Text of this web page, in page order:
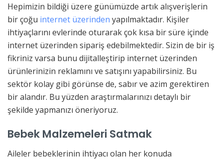
Hepimizin bildiği üzere günümüzde artık alışverişlerin
bir çoğu internet üzerinden yapılmaktadır. Kişiler
ihtiyaçlarını evlerinde oturarak çok kısa bir süre içinde
internet üzerinden sipariş edebilmektedir. Sizin de bir iş
fikriniz varsa bunu dijitalleştirip internet üzerinden
ürünlerinizin reklamını ve satışını yapabilirsiniz. Bu
sektör kolay gibi görünse de, sabır ve azim gerektiren
bir alandır. Bu yüzden araştırmalarınızı detaylı bir
şekilde yapmanızı öneriyoruz.
Bebek Malzemeleri Satmak
Aileler bebeklerinin ihtiyacı olan her konuda